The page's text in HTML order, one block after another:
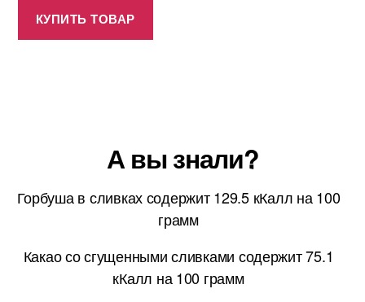
КУПИТЬ ТОВАР
А вы знали?
Горбуша в сливках содержит 129.5 кКалл на 100
грамм
Какао со сгущенными сливками содержит 75.1
кКалл на 100 грамм